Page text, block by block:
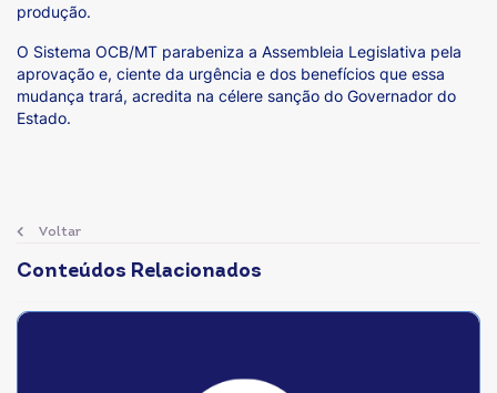
produção.
O Sistema OCB/MT parabeniza a Assembleia Legislativa pela
aprovação e, ciente da urgência e dos benefícios que essa
mudança trará, acredita na célere sanção do Governador do
Estado.
Voltar
Conteúdos Relacionados